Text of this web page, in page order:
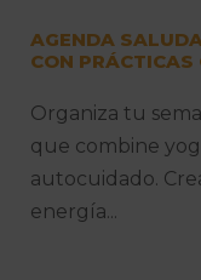
AGENDA
CON PRÁCTICAS
Organiza tu
que combine
autocuidado.
energía...